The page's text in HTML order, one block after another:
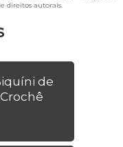
de
Crochê
direitos autorais.